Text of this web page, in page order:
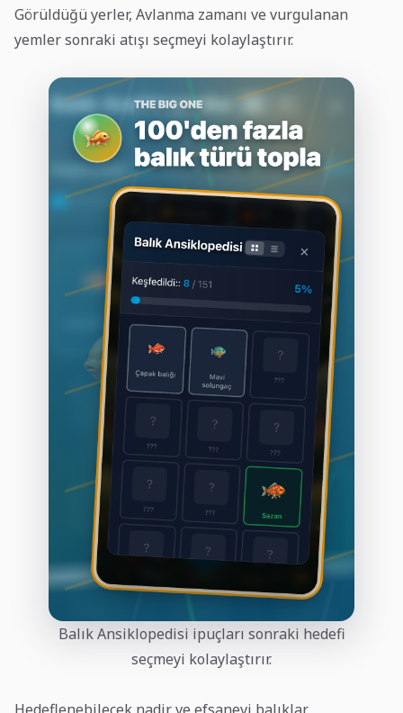
Görüldüğü yerler, Avlanma zamanı ve vurgulanan
yemler sonraki atışı seçmeyi kolaylaştırır.
Balık Ansiklopedisi ipuçları sonraki hedefi
seçmeyi kolaylaştırır.